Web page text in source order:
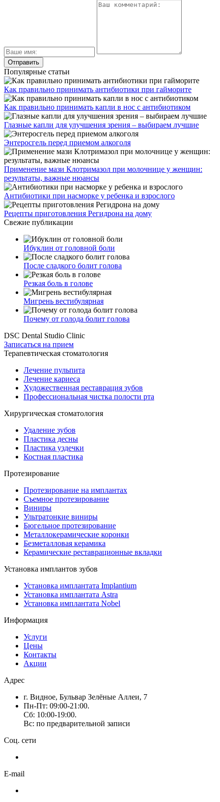
Популярные статьи
Как правильно принимать антибиотики при гайморите
Как правильно принимать капли в нос с антибиотиком
Глазные капли для улучшения зрения – выбираем лучшие
Энтеросгель перед приемом алкоголя
Применение мази Клотримазол при молочнице у женщин:
результаты, важные нюансы
Антибиотики при насморке у ребенка и взрослого
Рецепты приготовления Регидрона на дому
Свежие публикации
Ибуклин от головной боли
После сладкого болит голова
Резкая боль в голове
Мигрень вестибулярная
Почему от голода болит голова
DSC Dental Studio Clinic
Записаться на прием
Терапевтическая стоматология
Лечение пульпита
Лечение кариеса
Художественная реставрация зубов
Профессиональная чистка полости рта
Хирургическая стоматология
Удаление зубов
Пластика десны
Пластика уздечки
Костная пластика
Протезирование
Протезирование на имплантах
Съемное протезирование
Виниры
Ультратонкие виниры
Бюгельное протезирование
Металлокерамические коронки
Безметалловая керамика
Керамические реставрационные вкладки
Установка имплантов зубов
Установка имплантата Implantium
Установка имплантата Astra
Установка имплантата Nobel
Информация
Услуги
Цены
Контакты
Акции
Адрес
г. Видное, Бульвар Зелёные Аллеи, 7
Пн-Пт: 09:00-21:00.
Сб: 10:00-19:00.
Вс: по предварительной записи
Соц. сети
E-mail